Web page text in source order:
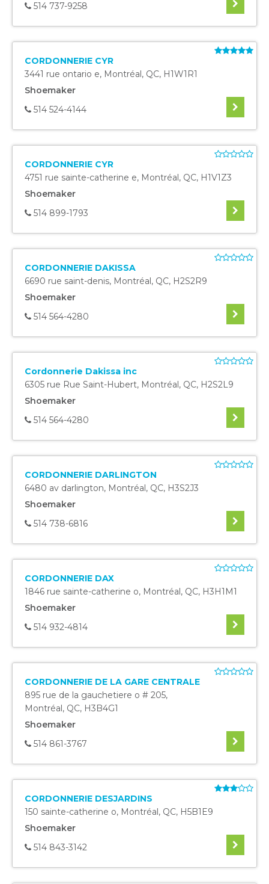
514 737-9258
CORDONNERIE CYR
3441 rue ontario e, Montréal, QC, H1W1R1
Shoemaker
514 524-4144
CORDONNERIE CYR
4751 rue sainte-catherine e, Montréal, QC, H1V1Z3
Shoemaker
514 899-1793
CORDONNERIE DAKISSA
6690 rue saint-denis, Montréal, QC, H2S2R9
Shoemaker
514 564-4280
Cordonnerie Dakissa inc
6305 rue Rue Saint-Hubert, Montréal, QC, H2S2L9
Shoemaker
514 564-4280
CORDONNERIE DARLINGTON
6480 av darlington, Montréal, QC, H3S2J3
Shoemaker
514 738-6816
CORDONNERIE DAX
1846 rue sainte-catherine o, Montréal, QC, H3H1M1
Shoemaker
514 932-4814
CORDONNERIE DE LA GARE CENTRALE
895 rue de la gauchetiere o # 205,
Montréal, QC, H3B4G1
Shoemaker
514 861-3767
CORDONNERIE DESJARDINS
150 sainte-catherine o, Montréal, QC, H5B1E9
Shoemaker
514 843-3142